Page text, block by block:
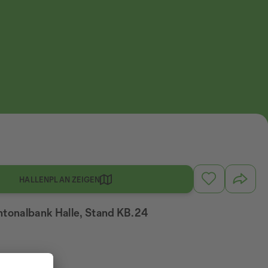
HALLENPLAN ZEIGEN
Halle, Stand KB.24